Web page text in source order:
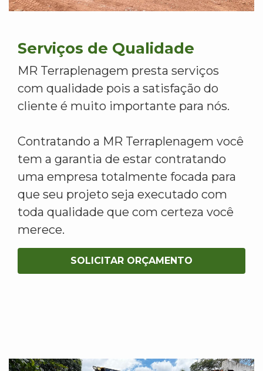
Serviços de Qualidade
MR Terraplenagem presta serviços
com qualidade pois a satisfação do
cliente é muito importante para nós.
Contratando a MR Terraplenagem você
tem a garantia de estar contratando
uma empresa totalmente focada para
que seu projeto seja executado com
toda qualidade que com certeza você
merece.
SOLICITAR ORÇAMENTO